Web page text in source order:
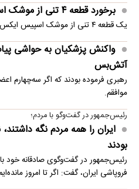
برخورد قطعه ۴ تنی از موشک اسپیس ایکس به ماه
یک قطعه ۴ تنی از موشک اسپیس ایکس به طور غیر عمد به ماه برخورد کرد.
واکنش پزشکیان به حواشی پیام
آتش‌بس
رهبری فرموده بودند که اگر سه‌چهارم
موافقم.
رئیس‌جمهور در گفت‌وگو با مردم؛
ایران را همه مردم نگه
بودند
رئیس‌جمهور در گفت‌وگوی صادقانه خود
فروپاشی ایران، گفت: اگر تا امروز